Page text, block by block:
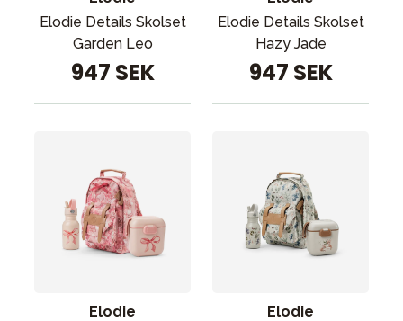
Elodie Details Skolset
Garden Leo
947 SEK
Elodie Details Skolset
Hazy Jade
947 SEK
Elodie
Elodie
Presenttips
Våra favoriter
Sol och bad
Guider
Kontakta oss
Uthyrning Vår butik